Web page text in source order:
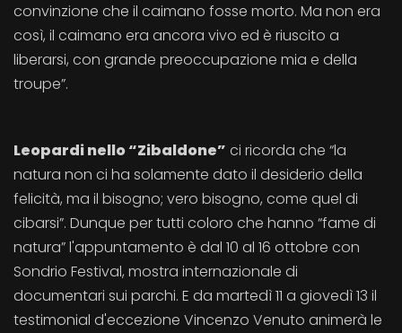
convinzione che il caimano fosse morto. Ma non era
così, il caimano era ancora vivo ed è riuscito a
liberarsi, con grande preoccupazione mia e della
troupe”.
Leopardi nello “Zibaldone” ci ricorda che “la
natura non ci ha solamente dato il desiderio della
felicità, ma il bisogno; vero bisogno, come quel di
cibarsi”. Dunque per tutti coloro che hanno “fame di
natura” l'appuntamento è dal 10 al 16 ottobre con
Sondrio Festival, mostra internazionale di
documentari sui parchi. E da martedì 11 a giovedì 13 il
testimonial d'eccezione Vincenzo Venuto animerà le